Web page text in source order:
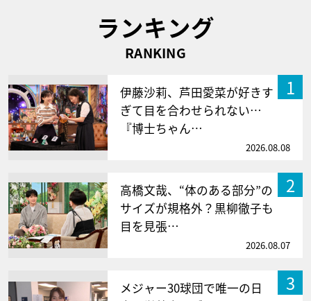
ランキング
RANKING
1
伊藤沙莉、芦田愛菜が好きす
ぎて目を合わせられない…
『博士ちゃん…
2026.08.08
2
高橋文哉、“体のある部分”の
サイズが規格外？黒柳徹子も
目を見張…
2026.08.07
3
メジャー30球団で唯一の日